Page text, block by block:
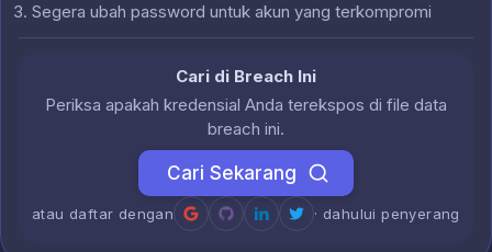
Segera ubah password untuk akun yang terkompromi
Cari di Breach Ini
Periksa apakah kredensial Anda terekspos di file data
breach ini.
Cari Sekarang
atau daftar dengan · dahului penyerang